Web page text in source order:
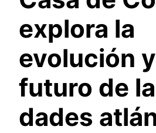
explora la
evolución
futuro de
dades